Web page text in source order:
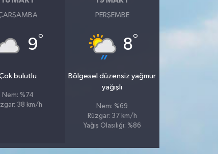
9°
bulutlu
Nem: %74
38 km/h
PERŞEMBE
8°
Bölgesel düzensiz yağmur
yağışlı
Nem: %69
Rüzgar: 37 km/h
Yağış Olasılığı: %86